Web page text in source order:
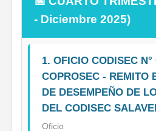
- Diciembre 2025)
1. OFICIO CODISEC N°
COPROSEC - REMITO
DE DESEMPEÑO DE
DEL CODISEC
Oficio